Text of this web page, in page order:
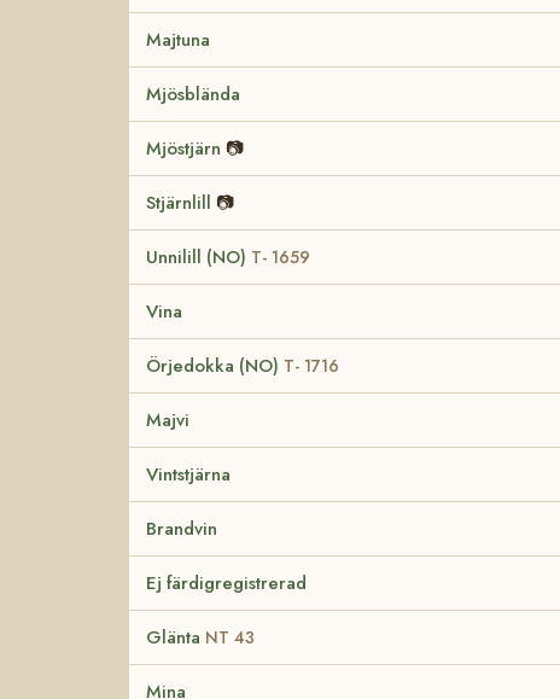
Majtuna
Mjösblända
Mjöstjärn 📷
Stjärnlill 📷
Unnilill (NO) T- 1659
Vina
Örjedokka (NO) T- 1716
Majvi
Vintstjärna
Brandvin
Ej färdigregistrerad
Glänta NT 43
Mina